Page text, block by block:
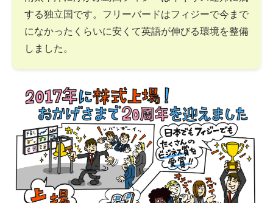
する独立国です。フリーバードはフィジーで今まで
になかったくらいに安くて英語が伸びる環境を整備
しました。